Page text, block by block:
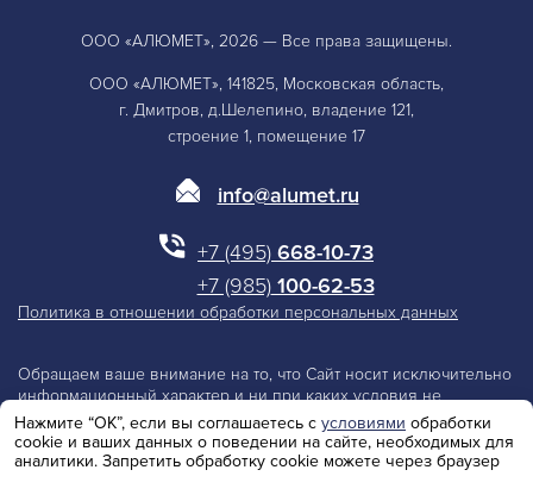
ООО «АЛЮМЕТ», 2026 — Все права защищены.
ООО «АЛЮМЕТ», 141825, Московская область,
г. Дмитров, д.Шелепино, владение 121,
строение 1, помещение 17
info@alumet.ru
+7 (495) 668-10-73
+7 (985)100-62-53
Политика в отношении обработки персональных данных
Обращаем ваше внимание на то, что Сайт носит исключительно
информационный характер и ни при каких условия не
является публичной офертой, определяемой положениями
Статьи 437 Гражданского Кодекса Российской Федерации.
Производитель оставляет за собой право изменять параметры
Нажмите “ОК”, если вы соглашаетесь с условиями обработки
cookie и ваших данных о поведении на сайте, необходимых для
аналитики. Запретить обработку cookie можете через браузер